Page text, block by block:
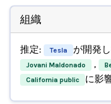
組織
推定: Tesla が開発
Jovani Maldonado ,
California public に影